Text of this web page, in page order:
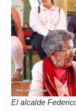
El alcalde